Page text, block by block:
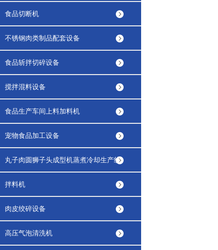
食品切断机
不锈钢肉类制品配套设备
食品斩拌切碎设备
搅拌混料设备
食品生产车间上料加料机
宠物食品加工设备
丸子肉圆狮子头成型机蒸煮冷却生产线
拌料机
肉皮绞碎设备
高压气泡清洗机